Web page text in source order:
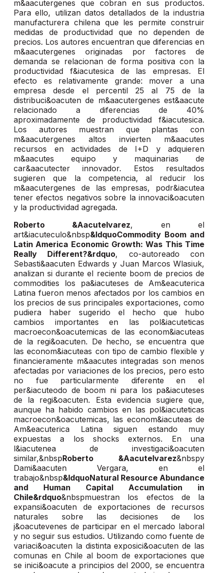
m&aacutergenes que cobran en sus productos.
Para ello, utilizan datos detallados de la industria
manufacturera chilena que les permite construir
medidas de productividad que no dependen de
precios. Los autores encuentran que diferencias en
m&aacutergenes originadas por factores de
demanda se relacionan de forma positiva con la
productividad f&iacutesica de las empresas. El
efecto es relativamente grande: mover a una
empresa desde el percentil 25 al 75 de la
distribuci&oacuten de m&aacutergenes est&aacute
relacionado a diferencias de 40%
aproximadamente de productividad f&iacutesica.
Los autores muestran que plantas con
m&aacutergenes altos invierten m&aacutes
recursos en actividades de I+D y adquieren
m&aacutes equipo y maquinarias de
car&aacutecter innovador. Estos resultados
sugieren que la competencia, al reducir los
m&aacutergenes de las empresas, podr&iacutea
tener efectos negativos sobre la innovaci&oacuten
y la productividad agregada.
Roberto &Aacutelvarez, en el
art&iacuteculo&nbsp&ldquoCommodity Boom and
Latin America Economic Growth: Was This Time
Really Different?&rdquo, co-autoreado con
Sebasti&aacuten Edwards y Juan Marcos Wlasiuk,
analizan si durante el reciente boom de precios de
commodities los pa&iacuteses de Am&eacuterica
Latina fueron menos afectados por los cambios en
los precios de sus principales exportaciones, como
pudiera haber sugerido el hecho que hubo
cambios importantes en las pol&iacuteticas
macroecon&oacutemicas de las econom&iacuteas
de la regi&oacuten. De hecho, se encuentra que
las econom&iacuteas con tipo de cambio flexible y
financieramente m&aacutes integradas son menos
afectadas por variaciones de los precios, pero esto
no fue particularmente diferente en el
per&iacuteodo de boom ni para los pa&iacuteses
de la regi&oacuten. Esta evidencia sugiere que,
aunque ha habido cambios en las pol&iacuteticas
macroecon&oacutemicas, las econom&iacuteas de
Am&eacuterica Latina siguen estando muy
expuestas a los shocks externos. En una
l&iacutenea de investigaci&oacuten
similar,&nbspRoberto &Aacutelvarez&nbspy
Dami&aacuten Vergara, en el
trabajo&nbsp&ldquoNatural Resource Abundance
and Human Capital Accumulation in
Chile&rdquo&nbspmuestran los efectos de la
expansi&oacuten de exportaciones de recursos
naturales sobre las decisiones de los
j&oacutevenes de participar en el mercado laboral
y no seguir sus estudios. Utilizando como fuente de
variaci&oacuten la distinta exposici&oacuten de las
comunas en Chile al boom de exportaciones que
se inici&oacute a principios del 2000, se encuentra